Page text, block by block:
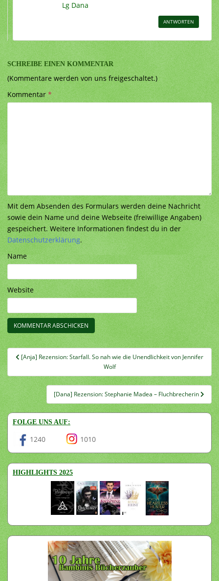
Lg Dana
ANTWORTEN
SCHREIBE EINEN KOMMENTAR
(Kommentare werden von uns freigeschaltet.)
Kommentar*
Mit dem Absenden des Formulars werden deine Nachricht
sowie dein Name und deine Webseite (freiwillige Angaben)
gespeichert. Weitere Informationen findest du in der
Datenschutzerklärung.
Name
Website
Beitragsnavigation
[Anja] Rezension: Starfall. So nah wie die Unendlichkeit von Jennifer
Wolf
[Dana] Rezension: Stephanie Madea – Fluchbrecherin
FOLGE UNS AUF:
1240 1010
HIGHLIGHTS 2025